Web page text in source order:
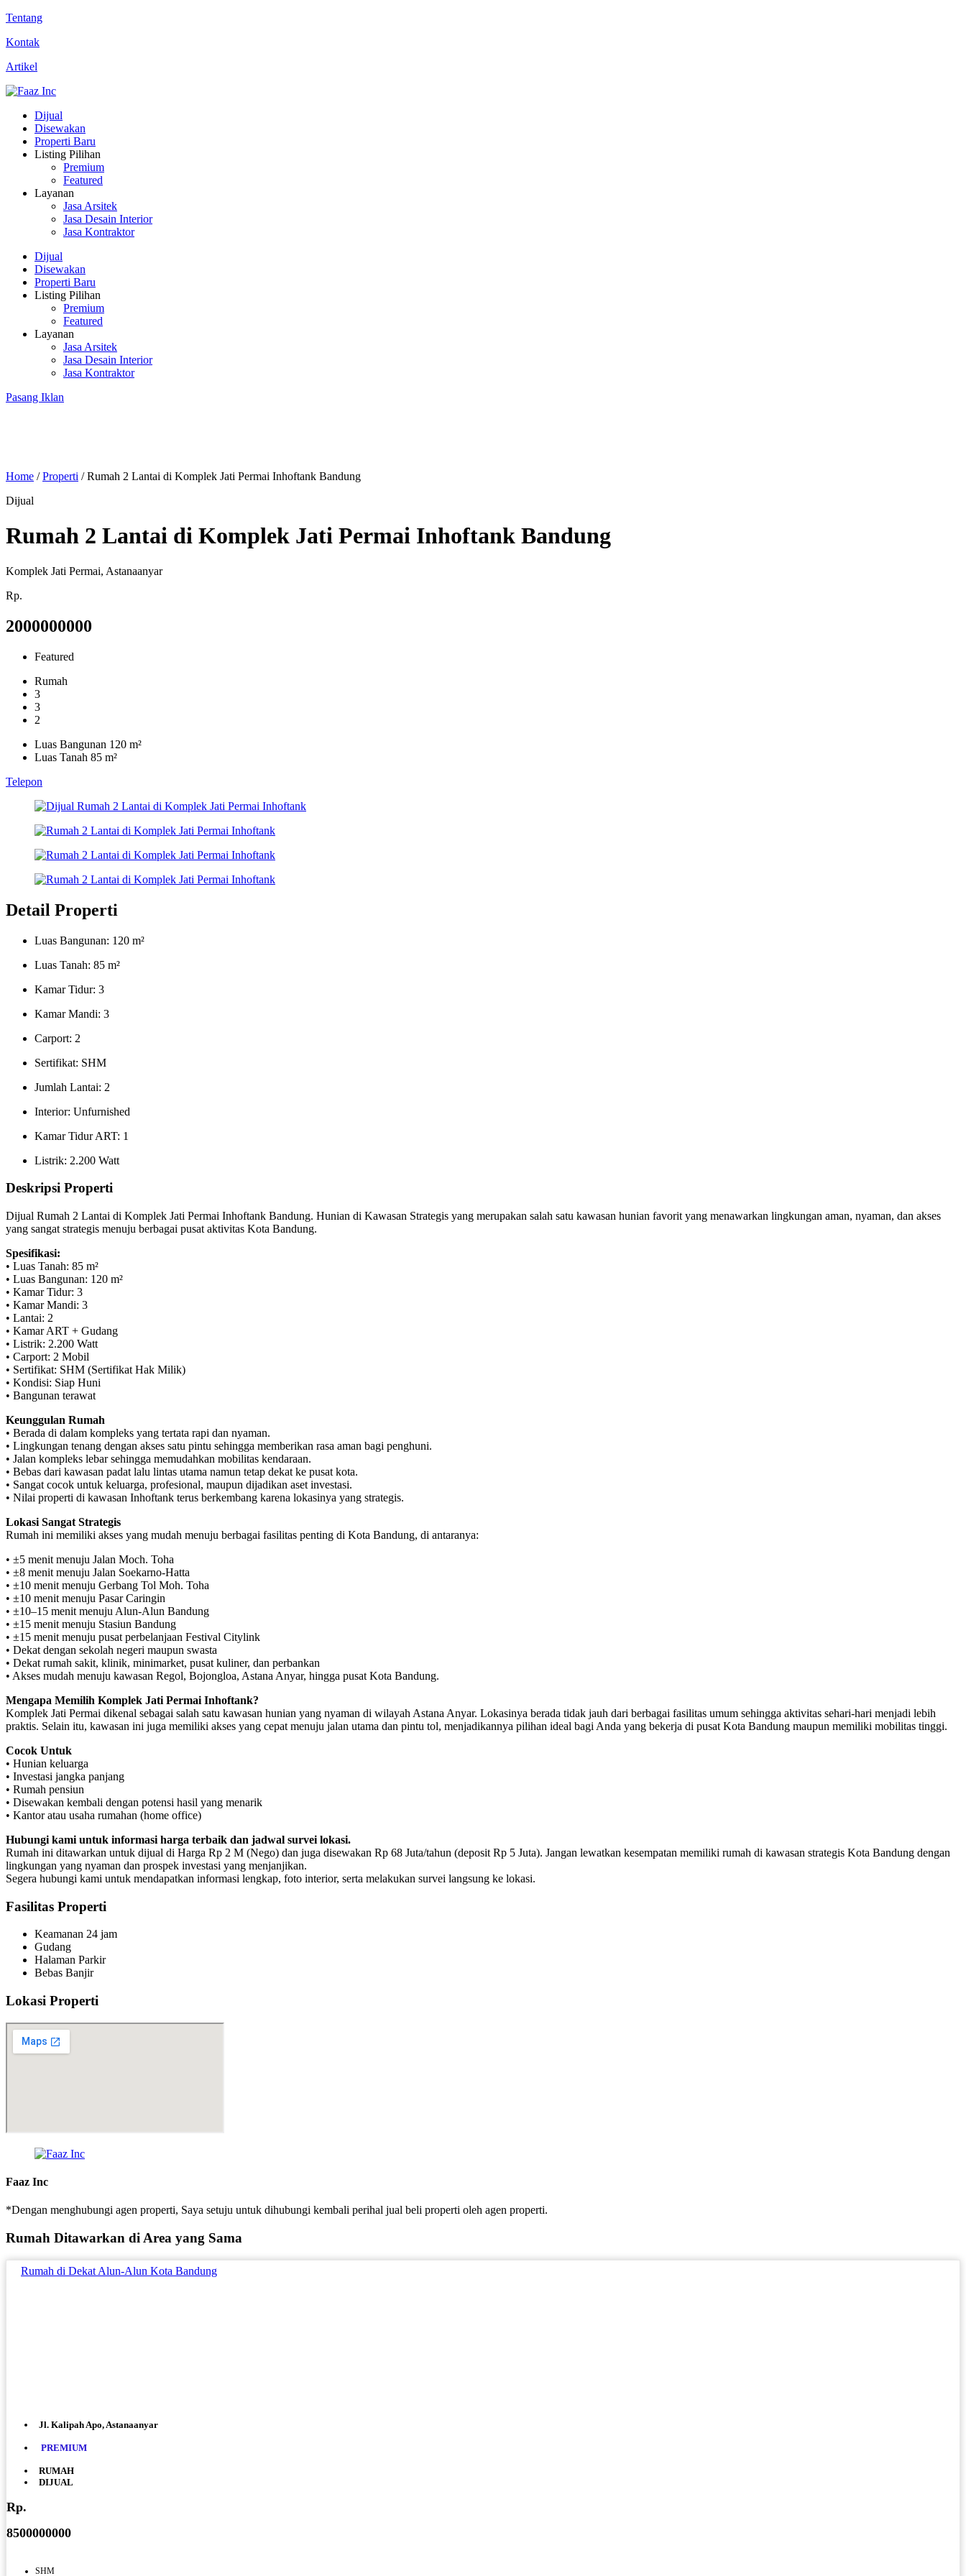
Tentang
Kontak
Artikel
Dijual
Disewakan
Properti Baru
Listing Pilihan
Premium
Featured
Layanan
Jasa Arsitek
Jasa Desain Interior
Jasa Kontraktor
Dijual
Disewakan
Properti Baru
Listing Pilihan
Premium
Featured
Layanan
Jasa Arsitek
Jasa Desain Interior
Jasa Kontraktor
Pasang Iklan
Home /Properti /Rumah 2 Lantai di Komplek Jati Permai Inhoftank Bandung
Dijual
Rumah 2 Lantai di Komplek Jati Permai Inhoftank Bandung
Komplek Jati Permai, Astanaanyar
Rp.
2000000000
Featured
Rumah
3
3
2
Luas Bangunan 120 m²
Luas Tanah 85 m²
Telepon
Detail Properti
Luas Bangunan: 120 m²
Luas Tanah: 85 m²
Kamar Tidur: 3
Kamar Mandi: 3
Carport: 2
Sertifikat: SHM
Jumlah Lantai: 2
Interior: Unfurnished
Kamar Tidur ART: 1
Listrik: 2.200 Watt
Deskripsi Properti
Dijual Rumah 2 Lantai di Komplek Jati Permai Inhoftank Bandung. Hunian di Kawasan Strategis yang merupakan salah satu kawasan hunian favorit yang menawarkan lingkungan aman, nyaman, dan akses
yang sangat strategis menuju berbagai pusat aktivitas Kota Bandung.
Spesifikasi:
• Luas Tanah: 85 m²
• Luas Bangunan: 120 m²
• Kamar Tidur: 3
• Kamar Mandi: 3
• Lantai: 2
• Kamar ART + Gudang
• Listrik: 2.200 Watt
• Carport: 2 Mobil
• Sertifikat: SHM (Sertifikat Hak Milik)
• Kondisi: Siap Huni
• Bangunan terawat
Keunggulan Rumah
• Berada di dalam kompleks yang tertata rapi dan nyaman.
• Lingkungan tenang dengan akses satu pintu sehingga memberikan rasa aman bagi penghuni.
• Jalan kompleks lebar sehingga memudahkan mobilitas kendaraan.
• Bebas dari kawasan padat lalu lintas utama namun tetap dekat ke pusat kota.
• Sangat cocok untuk keluarga, profesional, maupun dijadikan aset investasi.
• Nilai properti di kawasan Inhoftank terus berkembang karena lokasinya yang strategis.
Lokasi Sangat Strategis
Rumah ini memiliki akses yang mudah menuju berbagai fasilitas penting di Kota Bandung, di antaranya:
• ±5 menit menuju Jalan Moch. Toha
• ±8 menit menuju Jalan Soekarno-Hatta
• ±10 menit menuju Gerbang Tol Moh. Toha
• ±10 menit menuju Pasar Caringin
• ±10–15 menit menuju Alun-Alun Bandung
• ±15 menit menuju Stasiun Bandung
• ±15 menit menuju pusat perbelanjaan Festival Citylink
• Dekat dengan sekolah negeri maupun swasta
• Dekat rumah sakit, klinik, minimarket, pusat kuliner, dan perbankan
• Akses mudah menuju kawasan Regol, Bojongloa, Astana Anyar, hingga pusat Kota Bandung.
Mengapa Memilih Komplek Jati Permai Inhoftank?
Komplek Jati Permai dikenal sebagai salah satu kawasan hunian yang nyaman di wilayah Astana Anyar. Lokasinya berada tidak jauh dari berbagai fasilitas umum sehingga aktivitas sehari-hari menjadi lebih
praktis. Selain itu, kawasan ini juga memiliki akses yang cepat menuju jalan utama dan pintu tol, menjadikannya pilihan ideal bagi Anda yang bekerja di pusat Kota Bandung maupun memiliki mobilitas tinggi.
Cocok Untuk
• Hunian keluarga
• Investasi jangka panjang
• Rumah pensiun
• Disewakan kembali dengan potensi hasil yang menarik
• Kantor atau usaha rumahan (home office)
Hubungi kami untuk informasi harga terbaik dan jadwal survei lokasi.
Rumah ini ditawarkan untuk dijual di Harga Rp 2 M (Nego) dan juga disewakan Rp 68 Juta/tahun (deposit Rp 5 Juta). Jangan lewatkan kesempatan memiliki rumah di kawasan strategis Kota Bandung dengan
lingkungan yang nyaman dan prospek investasi yang menjanjikan.
Segera hubungi kami untuk mendapatkan informasi lengkap, foto interior, serta melakukan survei langsung ke lokasi.
Fasilitas Properti
Keamanan 24 jam
Gudang
Halaman Parkir
Bebas Banjir
Lokasi Properti
Faaz Inc
*Dengan menghubungi agen properti, Saya setuju untuk dihubungi kembali perihal jual beli properti oleh agen properti.
Rumah Ditawarkan di Area yang Sama
Rumah di Dekat Alun-Alun Kota Bandung
Jl. Kalipah Apo, Astanaanyar
PREMIUM
RUMAH
DIJUAL
Rp.
8500000000
SHM